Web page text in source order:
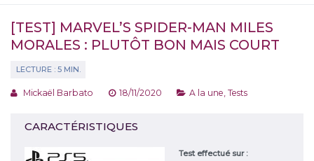
[TEST] MARVEL’S SPIDER-MAN MILES
MORALES : PLUTÔT BON MAIS COURT
Mickaël Barbato 18/11/2020 A la une ,Tests
CARACTÉRISTIQUES
Test effectué sur :